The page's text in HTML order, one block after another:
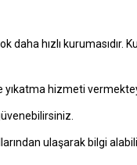
hızlı kurumasıdır.
yıkatma hizmeti
ulaşarak bilgi